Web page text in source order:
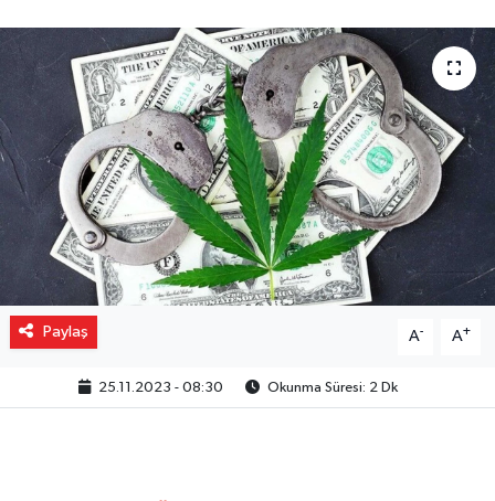
Paylaş A- A+
25.11.2023 - 08:30 Okunma Süresi: 2 Dk
Gündem
Politika
Spor
Turizm